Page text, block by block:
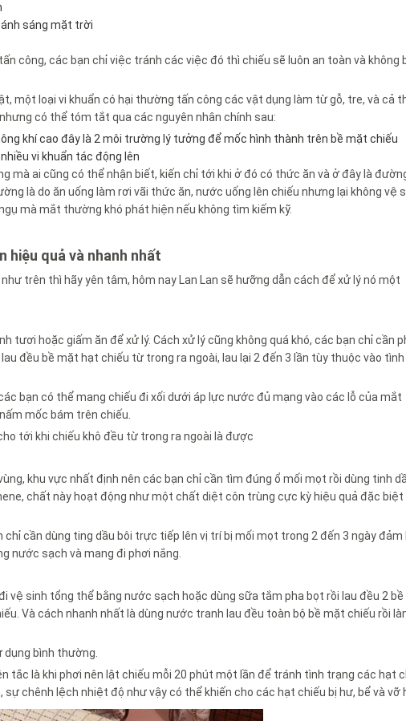
sáng mặt trời
công, các bạn chỉ việc tránh các việc đó thì chiếu sẽ luôn an toàn và không
một loại vi khuẩn có hại thường tấn công các vật dụng làm từ gỗ, tre, và cả
có thể tóm tắt qua các nguyên nhân chính sau:
khí cao đây là 2 môi trường lý tưởng để mốc hình thành trên bề mặt chiếu
vi khuẩn tác động lên
mà ai cũng có thể nhận biết, kiến chỉ tới khi ở đó có thức ăn và ở đây là
là do ăn uống làm rơi vãi thức ăn, nước uống lên chiếu nhưng lại không vệ
mà mắt thường khó phát hiện nếu không tìm kiếm kỹ.
hiệu quả và nhanh nhất
trên thì hãy yên tâm, hôm nay Lan Lan sẽ hưỡng dẫn cách để xử lý nó một
tươi hoặc giấm ăn để xử lý. Cách xử lý cũng không quá khó, các bạn chỉ cần
đều bề mặt hạt chiếu từ trong ra ngoài, lau lại 2 đến 3 lần tùy thuộc vào tình
bạn có thể mang chiếu đi xối dưới áp lực nước đủ mạng vào các lỗ của mắt
mốc bám trên chiếu.
tới khi chiếu khô đều từ trong ra ngoài là được
khu vực nhất định nên các bạn chỉ cần tìm đúng ổ mối mọt rồi dùng tinh
chất này hoạt động như một chất diệt côn trùng cực kỳ hiệu quả đặc biệt
cần dùng ting dầu bôi trực tiếp lên vị trí bị mối mọt trong 2 đến 3 ngày đảm
nước sạch và mang đi phơi nắng.
vệ sinh tổng thể bằng nước sạch hoặc dùng sữa tắm pha bọt rồi lau đều 2
Và cách nhanh nhất là dùng nước tranh lau đều toàn bộ bề mặt chiếu rồi
dụng bình thường.
tắc là khi phơi nên lật chiếu mỗi 20 phút một lần để tránh tình trạng các hạt
chênh lệch nhiệt độ như vậy có thể khiến cho các hạt chiếu bị hư, bể và vỡ